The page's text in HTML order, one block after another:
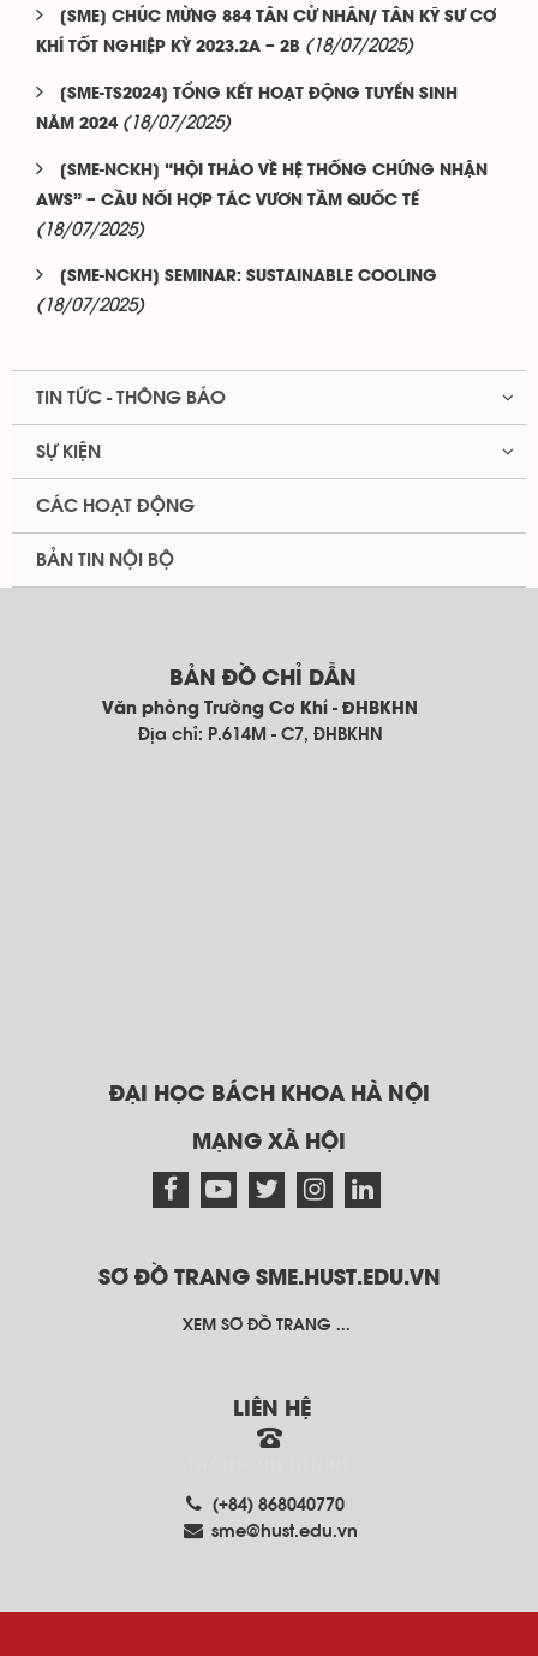
[SME] CHÚC MỪNG 884 TÂN CỬ NHÂN/ TÂN KỸ SƯ CƠ
KHÍ TỐT NGHIỆP KỲ 2023.2A – 2B (18/07/2025)
[SME-TS2024] TỔNG KẾT HOẠT ĐỘNG TUYỂN SINH
NĂM 2024 (18/07/2025)
[SME-NCKH] “HỘI THẢO VỀ HỆ THỐNG CHỨNG NHẬN
AWS” – CẦU NỐI HỢP TÁC VƯƠN TẦM QUỐC TẾ
(18/07/2025)
[SME-NCKH] SEMINAR: SUSTAINABLE COOLING
(18/07/2025)
TIN TỨC - THÔNG BÁO
SỰ KIỆN
CÁC HOẠT ĐỘNG
BẢN TIN NỘI BỘ
BẢN ĐỒ CHỈ DẪN
Văn phòng Trường Cơ Khí - ĐHBKHN
Địa chỉ: P.614M - C7, ĐHBKHN
ĐẠI HỌC BÁCH KHOA HÀ NỘI
MẠNG XÃ HỘI
SƠ ĐỒ TRANG SME.HUST.EDU.VN
XEM SƠ ĐỒ TRANG ...
LIÊN HỆ
(+84) 868040770
sme@hust.edu.vn